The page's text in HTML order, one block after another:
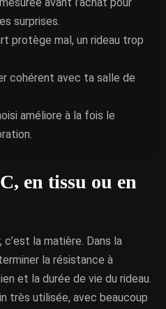
surprises.
protège mal, un rideau trop
cohérent avec ta salle de
améliore à la fois le
en tissu ou en
la matière. Dans la
la résistance à
et la durée de vie du rideau.
très utilisée, avec beaucoup